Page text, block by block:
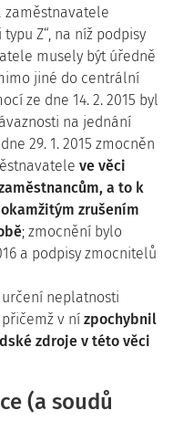
zaměstnavatele
Z“, na níž podpisy
musely být úředně
jiné do centrální
ze dne 14. 2. 2015 byl
na jednání
29. 1. 2015 zmocněn
ve věci
a to k
zrušením
; zmocnění bylo
a podpisy zmocnitelů
neplatnosti
v ní zpochybnil
zdroje v této věci
(a soudů